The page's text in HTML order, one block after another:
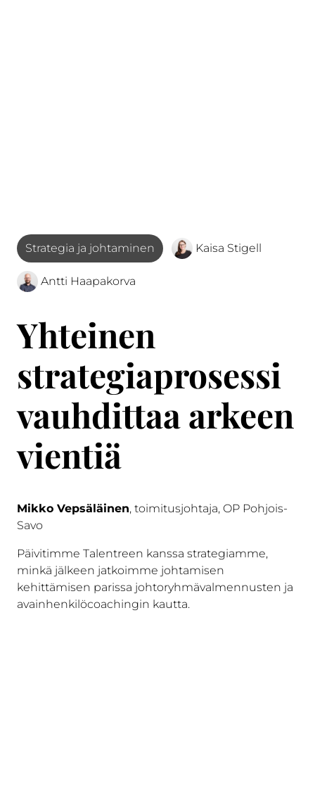
Strategia ja johtaminen Kaisa Stigell
Antti Haapakorva
Yhteinen
strategiaprosessi
vauhdittaa arkeen
vientiä
Mikko Vepsäläinen, toimitusjohtaja, OP Pohjois-
Savo
Päivitimme Talentreen kanssa strategiamme,
minkä jälkeen jatkoimme johtamisen
kehittämisen parissa johtoryhmävalmennusten ja
avainhenkilöcoachingin kautta.